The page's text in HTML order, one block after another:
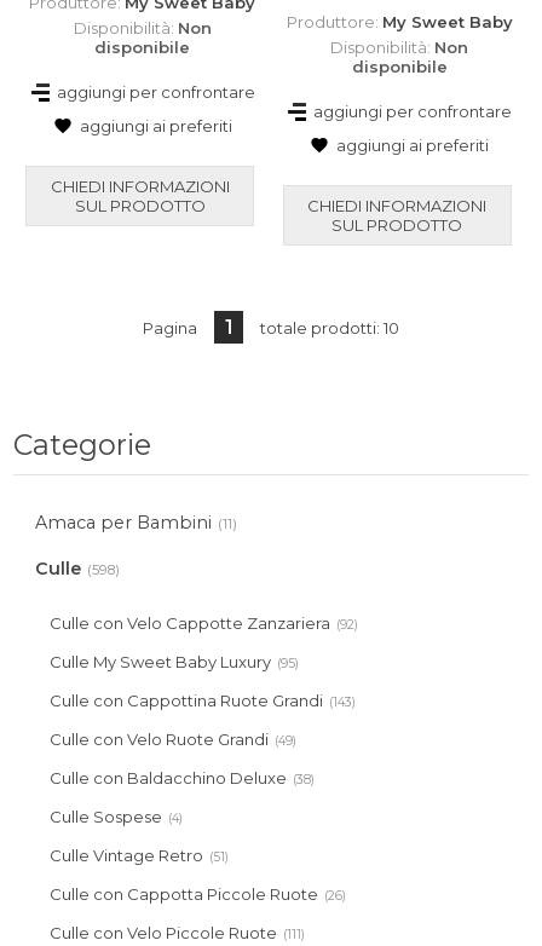
Disponibilità: Non
disponibile
aggiungi per confrontare
aggiungi ai preferiti
CHIEDI INFORMAZIONI
SUL PRODOTTO
Produttore: My Sweet Baby
Disponibilità: Non
disponibile
aggiungi per confrontare
aggiungi ai preferiti
CHIEDI INFORMAZIONI
SUL PRODOTTO
Pagina 1 totale prodotti: 10
Categorie
Amaca per Bambini (11)
Culle (598)
Culle con Velo Cappotte Zanzariera (92)
Culle My Sweet Baby Luxury (95)
Culle con Cappottina Ruote Grandi (143)
Culle con Velo Ruote Grandi (49)
Culle con Baldacchino Deluxe (38)
Culle Sospese (4)
Culle Vintage Retro (51)
Culle con Cappotta Piccole Ruote (26)
Culle con Velo Piccole Ruote (111)